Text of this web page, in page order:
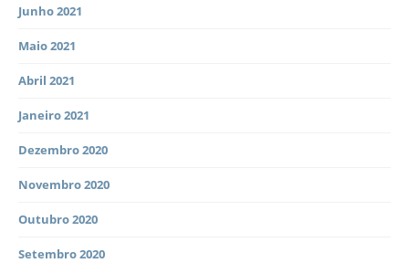
Junho 2021
Maio 2021
Abril 2021
Janeiro 2021
Dezembro 2020
Novembro 2020
Outubro 2020
Setembro 2020